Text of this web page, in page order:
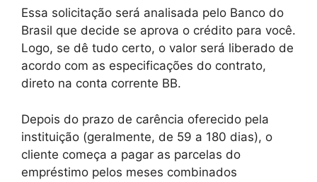
Essa solicitação será analisada pelo Banco do
Brasil que decide se aprova o crédito para você.
Logo, se dê tudo certo, o valor será liberado de
acordo com as especificações do contrato,
direto na conta corrente BB.
Depois do prazo de carência oferecido pela
instituição (geralmente, de 59 a 180 dias), o
cliente começa a pagar as parcelas do
empréstimo pelos meses combinados